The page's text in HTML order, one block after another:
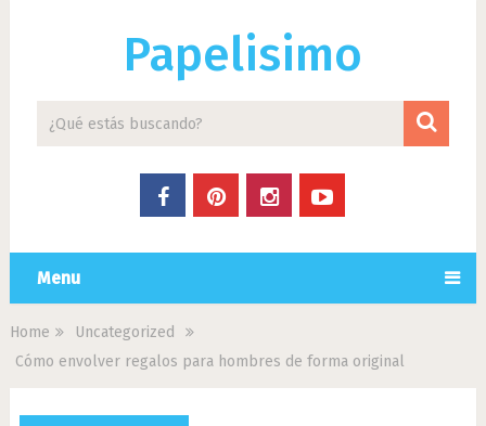
Papelisimo
Menu
Home
Uncategorized
Cómo envolver regalos para hombres de forma original